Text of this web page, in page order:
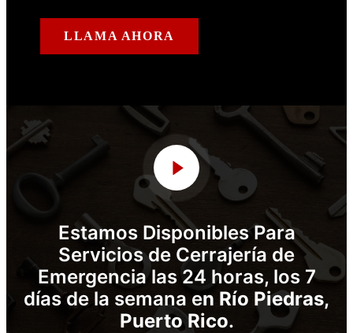
LLAMA AHORA
Estamos Disponibles Para
Servicios de Cerrajería de
Emergencia las 24 horas, los 7
días de la semana en Río Piedras,
Puerto Rico.